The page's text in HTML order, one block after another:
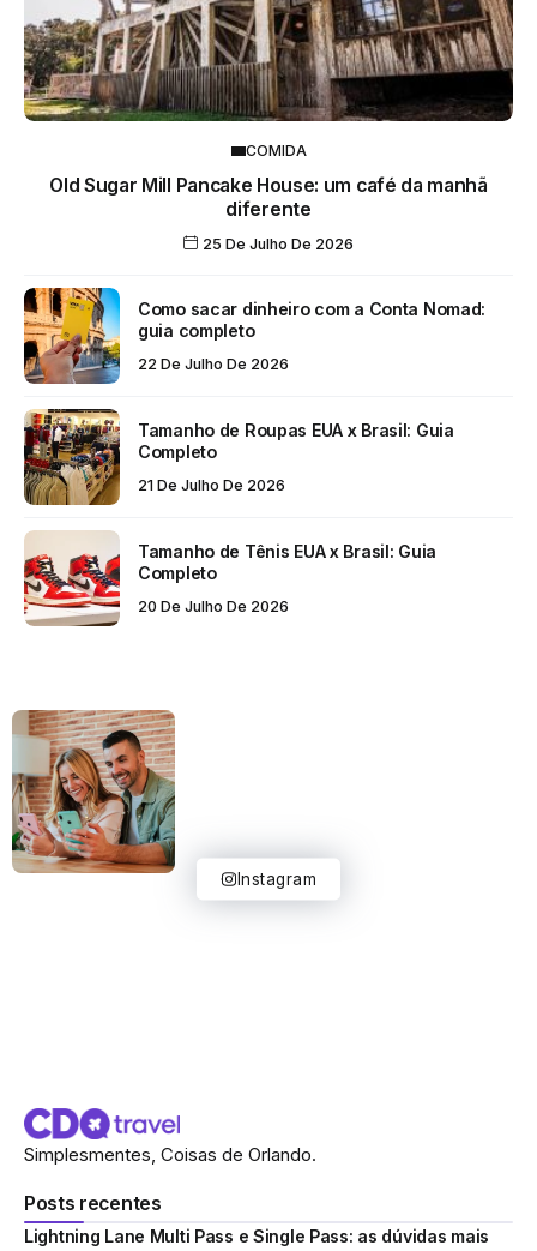
COMIDA
Old Sugar Mill Pancake House: um café da manhã
diferente
25 De Julho De 2026
Como sacar dinheiro com a Conta Nomad:
guia completo
22 De Julho De 2026
Tamanho de Roupas EUA x Brasil: Guia
Completo
21 De Julho De 2026
Tamanho de Tênis EUA x Brasil: Guia
Completo
20 De Julho De 2026
Instagram
Simplesmentes, Coisas de Orlando.
Posts recentes
Lightning Lane Multi Pass e Single Pass: as dúvidas mais